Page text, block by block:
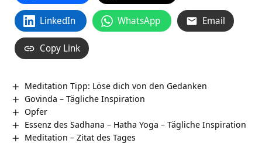
LinkedIn WhatsApp Email
Copy Link
Meditation Tipp: Löse dich von den Gedanken
Govinda – Tägliche Inspiration
Opfer
Essenz des Sadhana – Hatha Yoga – Tägliche Inspiration
Meditation – Zitat des Tages